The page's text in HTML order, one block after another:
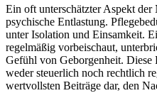
Ein oft unterschätzter Aspekt der
psychische Entlastung.
unter Isolation und Einsamkeit.
regelmäßig vorbeischaut,
Gefühl von Geborgenheit. Diese
weder steuerlich noch rechtlich
wertvollsten Beiträge dar, den